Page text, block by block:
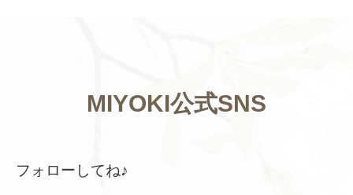
MIYOKI公式SNS
フォローしてね♪